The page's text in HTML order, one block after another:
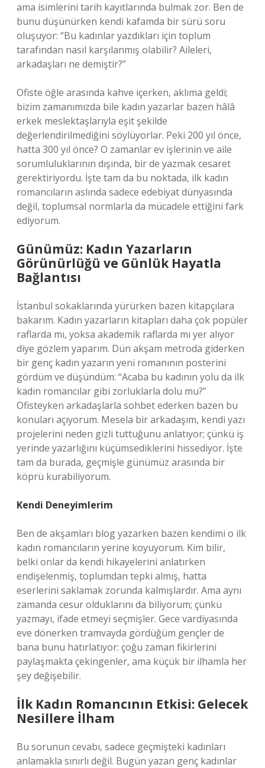
ama isimlerini tarih kayıtlarında bulmak zor. Ben de
bunu düşünürken kendi kafamda bir sürü soru
oluşuyor: “Bu kadınlar yazdıkları için toplum
tarafından nasıl karşılanmış olabilir? Aileleri,
arkadaşları ne demiştir?”
Ofiste öğle arasında kahve içerken, aklıma geldi;
bizim zamanımızda bile kadın yazarlar bazen hâlâ
erkek meslektaşlarıyla eşit şekilde
değerlendirilmediğini söylüyorlar. Peki 200 yıl önce,
hatta 300 yıl önce? O zamanlar ev işlerinin ve aile
sorumluluklarının dışında, bir de yazmak cesaret
gerektiriyordu. İşte tam da bu noktada, ilk kadın
romancıların aslında sadece edebiyat dünyasında
değil, toplumsal normlarla da mücadele ettiğini fark
ediyorum.
Günümüz: Kadın Yazarların
Görünürlüğü ve Günlük Hayatla
Bağlantısı
İstanbul sokaklarında yürürken bazen kitapçılara
bakarım. Kadın yazarların kitapları daha çok popüler
raflarda mı, yoksa akademik raflarda mı yer alıyor
diye gözlem yaparım. Dün akşam metroda giderken
bir genç kadın yazarın yeni romanının posterini
gördüm ve düşündüm: “Acaba bu kadının yolu da ilk
kadın romancılar gibi zorluklarla dolu mu?”
Ofisteyken arkadaşlarla sohbet ederken bazen bu
konuları açıyorum. Mesela bir arkadaşım, kendi yazı
projelerini neden gizli tuttuğunu anlatıyor; çünkü iş
yerinde yazarlığını küçümsediklerini hissediyor. İşte
tam da burada, geçmişle günümüz arasında bir
köprü kurabiliyorum.
Kendi Deneyimlerim
Ben de akşamları blog yazarken bazen kendimi o ilk
kadın romancıların yerine koyuyorum. Kim bilir,
belki onlar da kendi hikayelerini anlatırken
endişelenmiş, toplumdan tepki almış, hatta
eserlerini saklamak zorunda kalmışlardır. Ama aynı
zamanda cesur olduklarını da biliyorum; çünkü
yazmayı, ifade etmeyi seçmişler. Gece vardiyasında
eve dönerken tramvayda gördüğüm gençler de
bana bunu hatırlatıyor: çoğu zaman fikirlerini
paylaşmakta çekingenler, ama küçük bir ilhamla her
şey değişebilir.
İlk Kadın Romancının Etkisi: Gelecek
Nesillere İlham
Bu sorunun cevabı, sadece geçmişteki kadınları
anlamakla sınırlı değil. Bugün yazan genç kadınlar